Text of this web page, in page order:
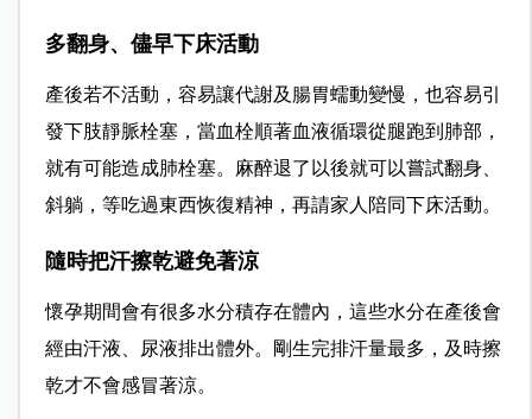
多翻身、儘早下床活動
產後若不活動，容易讓代謝及腸胃蠕動變慢，也容易引
發下肢靜脈栓塞，當血栓順著血液循環從腿跑到肺部，
就有可能造成肺栓塞。麻醉退了以後就可以嘗試翻身、
斜躺，等吃過東西恢復精神，再請家人陪同下床活動。
隨時把汗擦乾避免著涼
懷孕期間會有很多水分積存在體內，這些水分在產後會
經由汗液、尿液排出體外。剛生完排汗量最多，及時擦
乾才不會感冒著涼。